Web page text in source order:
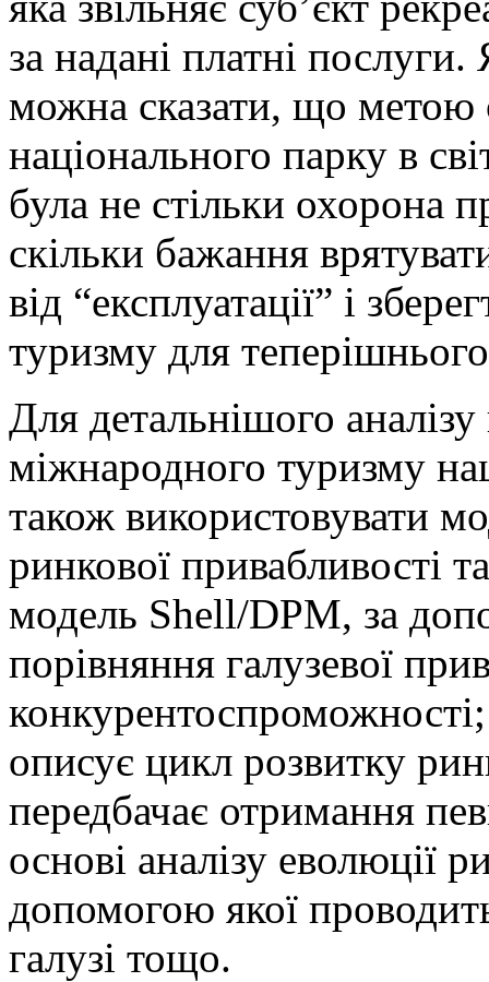
за надані платні
можна сказати, що метою
національного парку в
була не стільки охорона
скільки бажання
від “експлуатації” і
туризму для
Для детальнішого
міжнародного туризму
також використовувати
ринкової привабливості
модель Shell/DPM, за
порівняння галузевої
описує цикл розвитку
передбачає отримання
основі аналізу еволюції
допомогою якої
галузі тощо.